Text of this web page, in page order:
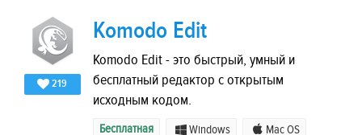
219
Komodo Edit
Komodo Edit - это быстрый, умный и
бесплатный редактор с открытым
исходным кодом.
Бесплатная Windows Mac OS